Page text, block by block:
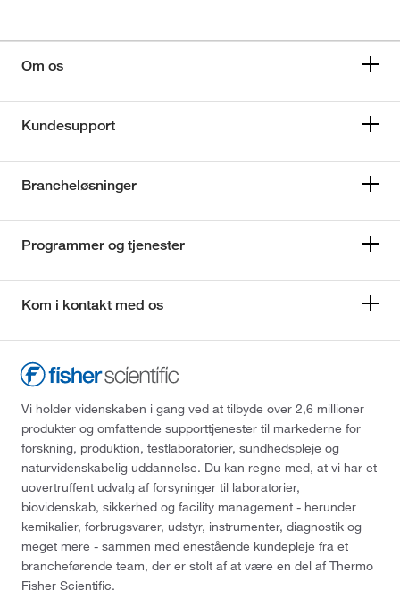
Om os
Kundesupport
Brancheløsninger
Programmer og tjenester
Kom i kontakt med os
Vi holder videnskaben i gang ved at tilbyde over 2,6 millioner
produkter og omfattende supporttjenester til markederne for
forskning, produktion, testlaboratorier, sundhedspleje og
naturvidenskabelig uddannelse. Du kan regne med, at vi har et
uovertruffent udvalg af forsyninger til laboratorier,
biovidenskab, sikkerhed og facility management - herunder
kemikalier, forbrugsvarer, udstyr, instrumenter, diagnostik og
meget mere - sammen med enestående kundepleje fra et
brancheførende team, der er stolt af at være en del af Thermo
Fisher Scientific.